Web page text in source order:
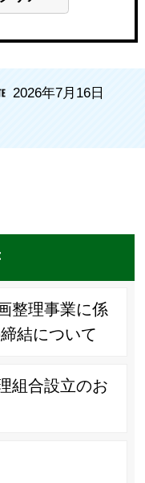
2026年7月16日
整理事業に係
結について
組合設立のお